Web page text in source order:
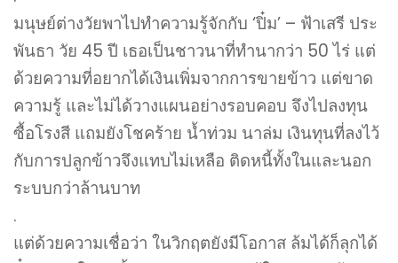
มนุษย์ต่างวัยพาไปทำความรู้จักกับ ‘ปิ๋ม’ – ฟ้าเสรี ประ
พันธา วัย 45 ปี เธอเป็นชาวนาที่ทำนากว่า 50 ไร่ แต่
ด้วยความที่อยากได้เงินเพิ่มจากการขายข้าว แต่ขาด
ความรู้ และไม่ได้วางแผนอย่างรอบคอบ จึงไปลงทุน
ซื้อโรงสี แถมยังโชคร้าย น้ำท่วม นาล่ม เงินทุนที่ลงไว้
กับการปลูกข้าวจึงแทบไม่เหลือ ติดหนี้ทั้งในและนอก
ระบบกว่าล้านบาท
.
แต่ด้วยความเชื่อว่า ในวิกฤตยังมีโอกาส ล้มได้ก็ลุกได้